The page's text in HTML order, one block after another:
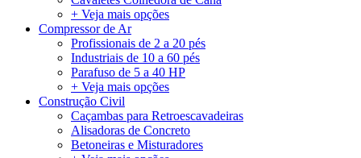
+ Veja mais opções
Compressor de Ar
Profissionais de 2 a 20 pés
Industriais de 10 a 60 pés
Parafuso de 5 a 40 HP
+ Veja mais opções
Construção Civil
Caçambas para Retroescavadeiras
Alisadoras de Concreto
Betoneiras e Misturadores